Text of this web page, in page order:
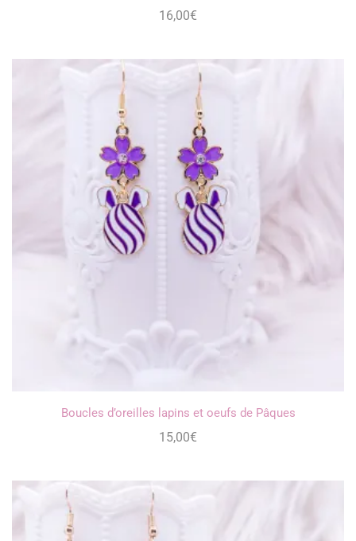
16,00€
Boucles d’oreilles lapins et oeufs de Pâques
15,00€